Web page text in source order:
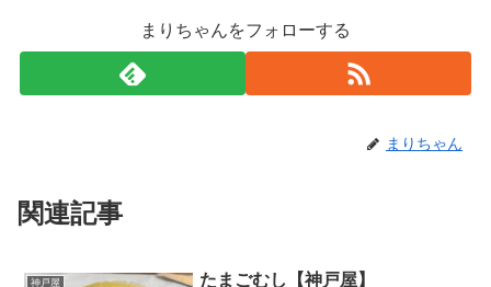
まりちゃんをフォローする
まりちゃん
関連記事
神戸屋 たまごむし【神戸屋】